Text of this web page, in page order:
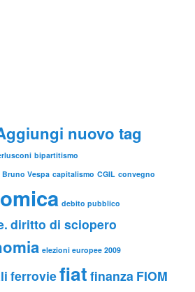
nuovo tag
bipartitismo
Bruno Vespa capitalismo CGIL convegno
debito pubblico
diritto di sciopero
elezioni europee 2009
ferroviefiat finanza FIOM